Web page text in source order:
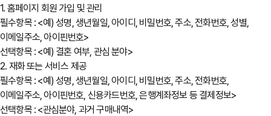
1. 홈페이지 회원 가입 및 관리
필수항목 : <예) 성명, 생년월일, 아이디, 비밀번호, 주소, 전화번호, 성별,
이메일주소, 아이핀번호>
선택항목 : <예) 결혼 여부, 관심 분야>
2. 재화 또는 서비스 제공
필수항목 : <예) 성명, 생년월일, 아이디, 비밀번호, 주소, 전화번호,
이메일주소, 아이핀번호, 신용카드번호, 은행계좌정보 등 결제정보>
선택항목 : <관심분야, 과거 구매내역>